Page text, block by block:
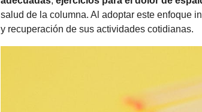
salud de la columna. Al adoptar este enfoque
y recuperación de sus actividades cotidianas.